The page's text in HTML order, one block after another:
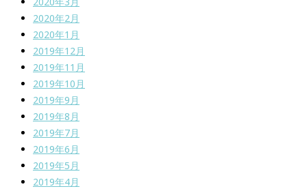
2020年2月
2020年1月
2019年12月
2019年11月
2019年10月
2019年9月
2019年8月
2019年7月
2019年6月
2019年5月
2019年4月